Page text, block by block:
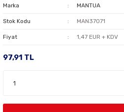
Marka MANTUA
Stok Kodu MAN37071
Fiyat 1,47 EUR + KDV
97,91 TL